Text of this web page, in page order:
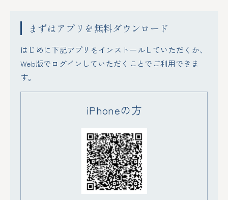
まずはアプリを無料ダウンロード
はじめに下記アプリをインストールしていただくか、
Web版でログインしていただくことでご利用できま
す。
iPhoneの方